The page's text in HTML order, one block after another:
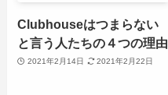
Clubhouseはつまらない
と言う人たちの４つの理由
2021年2月14日 2021年2月22日